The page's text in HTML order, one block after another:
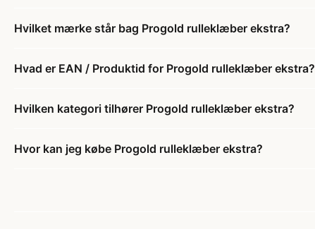
Hvilket mærke står bag Progold rulleklæber ekstra?
Hvad er EAN / Produktid for Progold rulleklæber ekstra?
Hvilken kategori tilhører Progold rulleklæber ekstra?
Hvor kan jeg købe Progold rulleklæber ekstra?